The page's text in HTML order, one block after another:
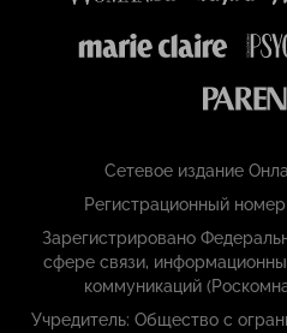
Сетевое издание
Регистрационный
Зарегистрировано
сфере связи,
коммуникаций
Учредитель: Общество с